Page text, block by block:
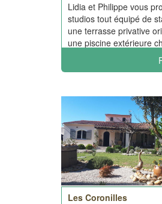
Lidia et Philippe vous
studios tout équipé de
une terrasse privative
une piscine extérieure
débordement de 12m x
jacuzzi suivant la saison.
Les Coronilles